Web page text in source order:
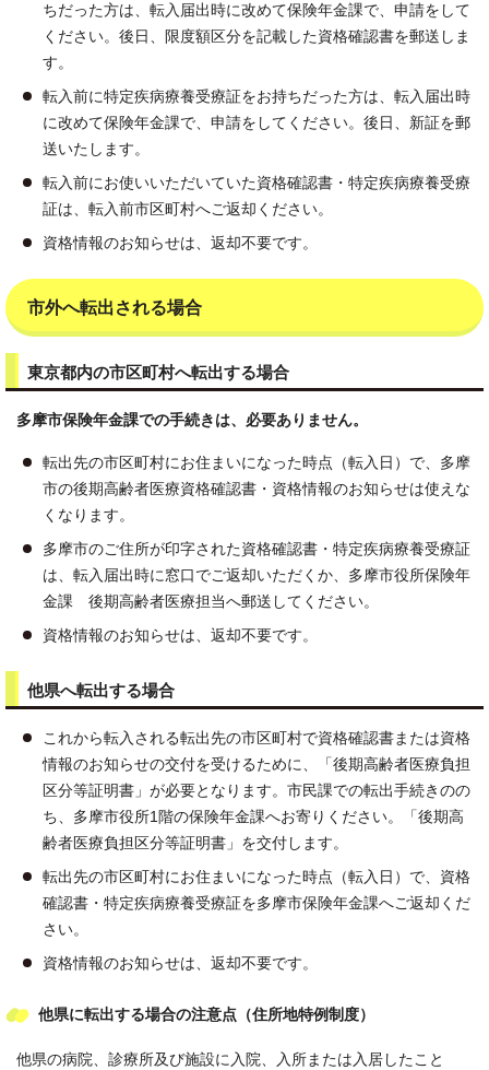
ちだった方は、転入届出時に改めて保険年金課で、申請をして
ください。後日、限度額区分を記載した資格確認書を郵送しま
す。
転入前に特定疾病療養受療証をお持ちだった方は、転入届出時
に改めて保険年金課で、申請をしてください。後日、新証を郵
送いたします。
転入前にお使いいただいていた資格確認書・特定疾病療養受療
証は、転入前市区町村へご返却ください。
資格情報のお知らせは、返却不要です。
市外へ転出される場合
東京都内の市区町村へ転出する場合
多摩市保険年金課での手続きは、必要ありません。
転出先の市区町村にお住まいになった時点（転入日）で、多摩
市の後期高齢者医療資格確認書・資格情報のお知らせは使えな
くなります。
多摩市のご住所が印字された資格確認書・特定疾病療養受療証
は、転入届出時に窓口でご返却いただくか、多摩市役所保険年
金課 後期高齢者医療担当へ郵送してください。
資格情報のお知らせは、返却不要です。
他県へ転出する場合
これから転入される転出先の市区町村で資格確認書または資格
情報のお知らせの交付を受けるために、「後期高齢者医療負担
区分等証明書」が必要となります。市民課での転出手続きのの
ち、多摩市役所1階の保険年金課へお寄りください。「後期高
齢者医療負担区分等証明書」を交付します。
転出先の市区町村にお住まいになった時点（転入日）で、資格
確認書・特定疾病療養受療証を多摩市保険年金課へご返却くだ
さい。
資格情報のお知らせは、返却不要です。
他県に転出する場合の注意点（住所地特例制度）
他県の病院、診療所及び施設に入院、入所または入居したこと